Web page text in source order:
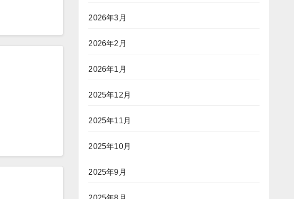
2026年3月
2026年2月
2026年1月
2025年12月
2025年11月
2025年10月
2025年9月